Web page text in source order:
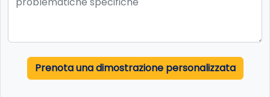
Prenota una dimostrazione personalizzata